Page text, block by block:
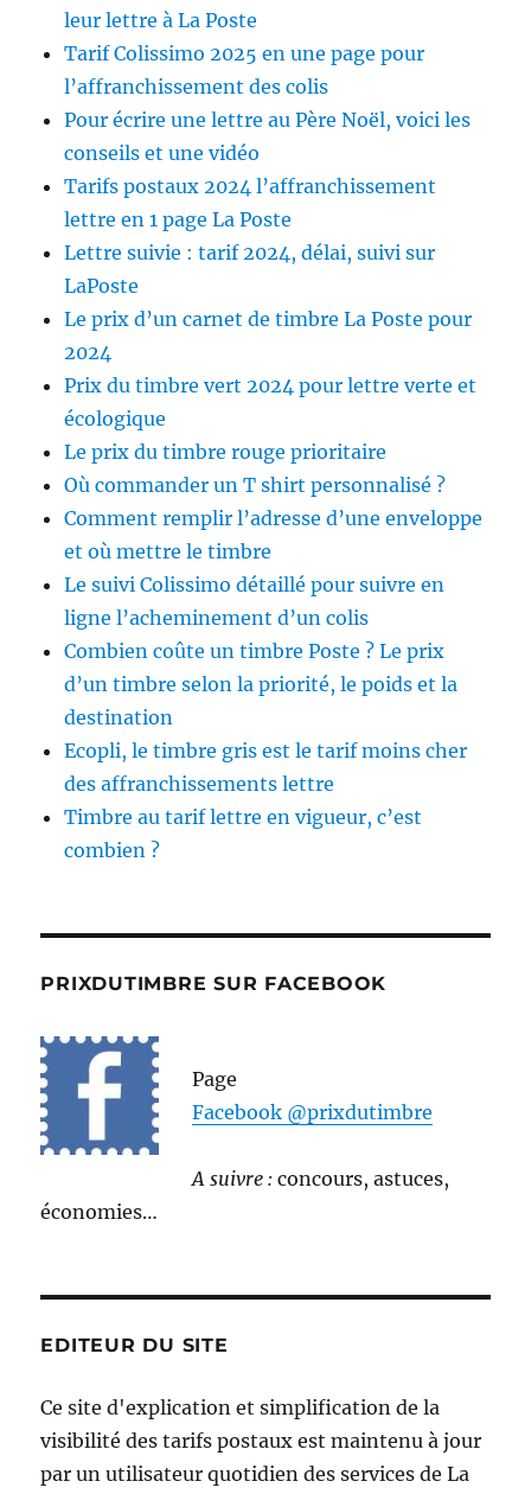
leur lettre à La Poste
Tarif Colissimo 2025 en une page pour
l’affranchissement des colis
Pour écrire une lettre au Père Noël, voici les
conseils et une vidéo
Tarifs postaux 2024 l’affranchissement
lettre en 1 page La Poste
Lettre suivie : tarif 2024, délai, suivi sur
LaPoste
Le prix d’un carnet de timbre La Poste pour
2024
Prix du timbre vert 2024 pour lettre verte et
écologique
Le prix du timbre rouge prioritaire
Où commander un T shirt personnalisé ?
Comment remplir l’adresse d’une enveloppe
et où mettre le timbre
Le suivi Colissimo détaillé pour suivre en
ligne l’acheminement d’un colis
Combien coûte un timbre Poste ? Le prix
d’un timbre selon la priorité, le poids et la
destination
Ecopli, le timbre gris est le tarif moins cher
des affranchissements lettre
Timbre au tarif lettre en vigueur, c’est
combien ?
PRIXDUTIMBRE SUR FACEBOOK
Page
Facebook @prixdutimbre
A suivre :concours, astuces,
économies…
EDITEUR DU SITE
Ce site d'explication et simplification de la
visibilité des tarifs postaux est maintenu à jour
par un utilisateur quotidien des services de La